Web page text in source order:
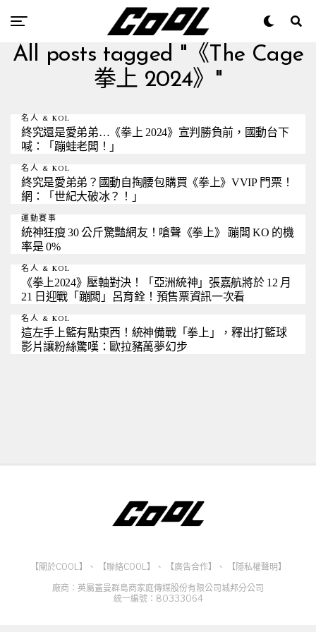
All posts tagged "《The Cage
拳上 2024》"
名人 & KOL
終究還是愛弟弟…《拳上 2024》宣判勝負前，國動台下
喊：「蹦蛙老闆！」
名人 & KOL
終究是愛弟弟？國動自掏腰包購買《拳上》VVIP 門票！
網：「世紀大破冰？！」
運動賽事
統神狂瘦 30 公斤驚豔網友！嗆聲《拳上》 蹦闆 KO 的機
率是 0%
名人 & KOL
《拳上2024》壓軸對決！「亞洲統神」張嘉航將於 12 月
21 日迎戰「蹦闆」呂育銓！預售票資訊一次看
名人 & KOL
這左手上籃有點東西！統神備戰「拳上」，釋出打籃球
影片讓粉絲驚嘆：歐拉豬萬夢幻步
【關於COOL】 、 【聯絡COOL】 、 【廣告合作】 、
【隱私權聲明】
廠商：英屬蓋曼群島商家庭傳媒股份有限公司城邦分公司
統一編號：80333064